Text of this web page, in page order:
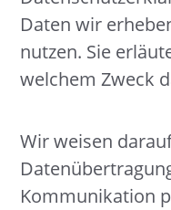
Daten wir
nutzen. Sie
welchem Zweck
Wir weisen
Kommunikation